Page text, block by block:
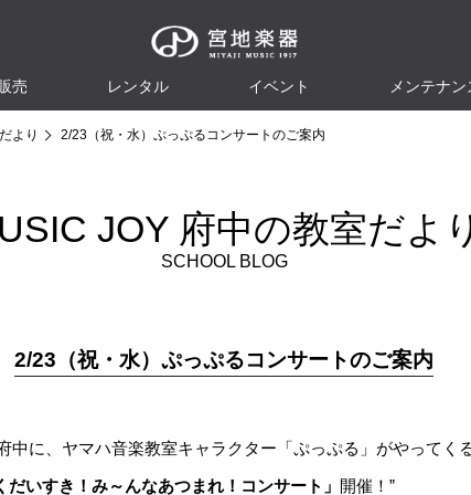
売 レンタル イベント メンテナン
より 2/23（祝・水）ぷっぷるコンサートのご案内
JOY 府中の教室だよ
SCHOOL BLOG
2/23（祝・水）ぷっぷるコンサートのご案内
中に、ヤマハ音楽教室キャラクター「ぷっぷる」がやってく
だいすき！み～んなあつまれ！コンサート」 開催！”